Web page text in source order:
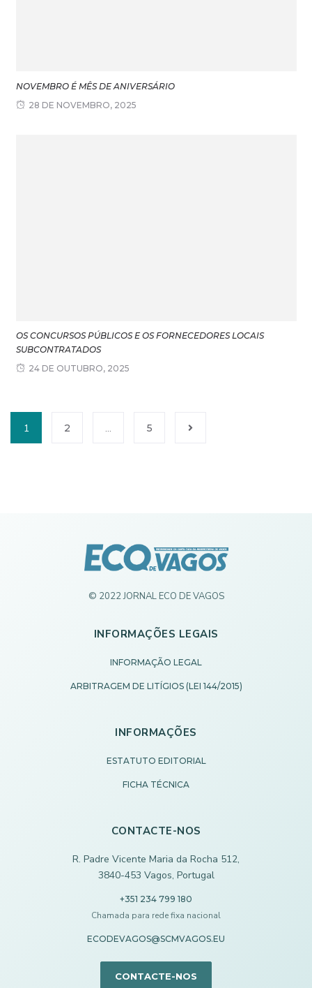
NOVEMBRO É MÊS DE ANIVERSÁRIO
28 DE NOVEMBRO, 2025
OS CONCURSOS PÚBLICOS E OS FORNECEDORES LOCAIS
SUBCONTRATADOS
24 DE OUTUBRO, 2025
1 2 … 5
© 2022 JORNAL ECO DE VAGOS
INFORMAÇÕES LEGAIS
INFORMAÇÃO LEGAL
ARBITRAGEM DE LITÍGIOS (LEI 144/2015)
INFORMAÇÕES
ESTATUTO EDITORIAL
FICHA TÉCNICA
CONTACTE-NOS
R. Padre Vicente Maria da Rocha 512,
3840-453 Vagos, Portugal
+351 234 799 180
Chamada para rede fixa nacional
ECODEVAGOS@SCMVAGOS.EU
CONTACTE-NOS